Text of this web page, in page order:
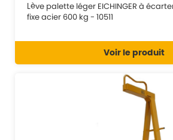
Lève palette léger EICHINGER à
fixe acier 600 kg - 10511
Voir le produit